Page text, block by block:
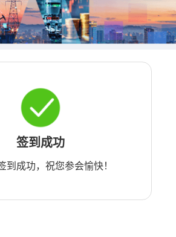
签到成功
到成功，祝您参会愉快！